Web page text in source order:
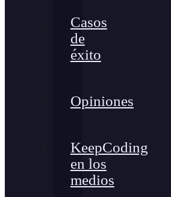
Casos
de
éxito
Opiniones
KeepCoding
en los
medios